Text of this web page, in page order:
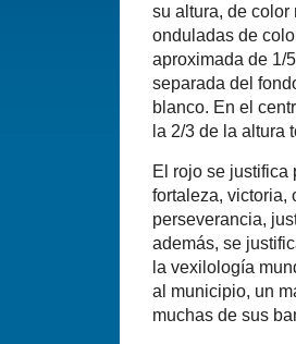
su altura, de color
onduladas de
aproximada de 1/
separada del
blanco. En el
la 2/3 de la altura
El rojo se justifica
fortaleza, victoria,
perseverancia,
además, se
la vexilología
al municipio, un
muchas de sus